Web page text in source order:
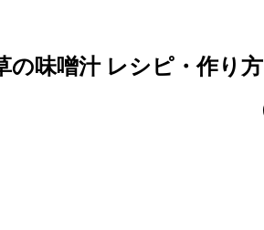
の味噌汁 レシピ・作り方